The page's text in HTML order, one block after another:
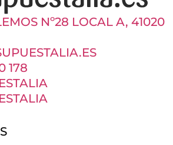
Nº28 LOCAL A, 41020
178